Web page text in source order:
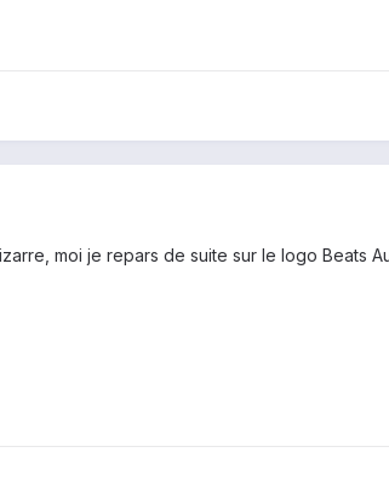
moi je repars de suite sur le logo Beats